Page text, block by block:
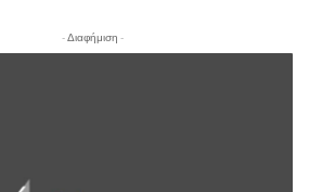
- Διαφήμιση -